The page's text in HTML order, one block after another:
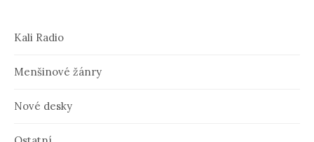
Kali Radio
Menšinové žánry
Nové desky